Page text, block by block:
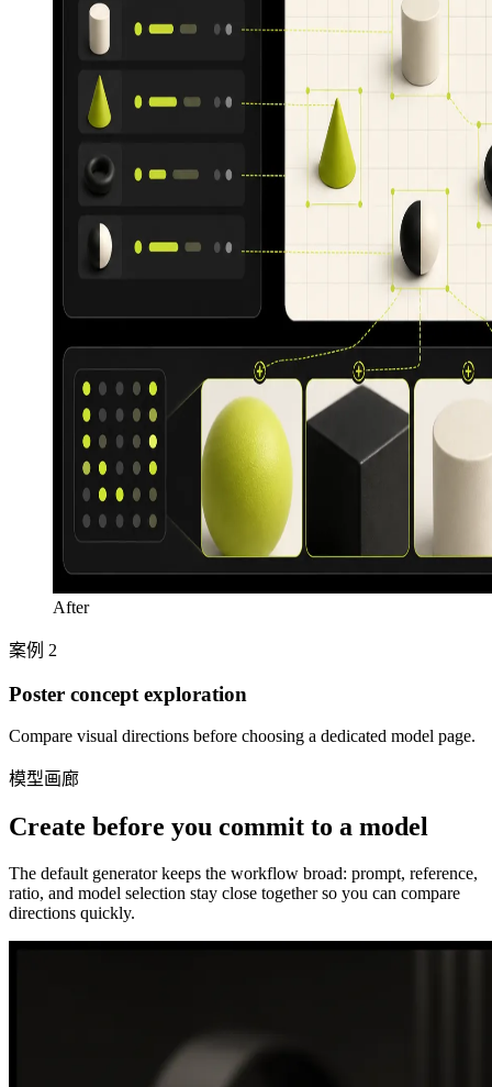
After
案例 2
Poster concept exploration
Compare visual directions before choosing a dedicated model page.
模型画廊
Create before you commit to a model
The default generator keeps the workflow broad: prompt, reference,
ratio, and model selection stay close together so you can compare
directions quickly.